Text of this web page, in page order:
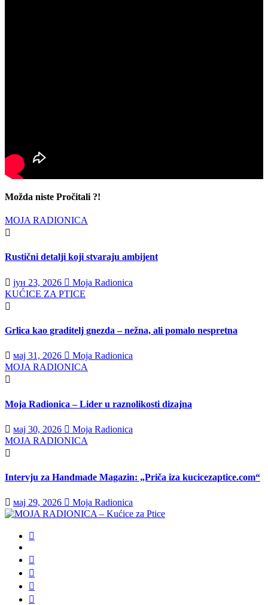
Možda niste Pročitali ?!
MOJA RADIONICA
Rustični detalji koji stvaraju ambijent
јун 23, 2026
Moja Radionica
KUĆICE ZA PTICE
Grlica kao graditelj gnezda – nežna, ali pomalo nespretna
мај 31, 2026
Moja Radionica
MOJA RADIONICA
Moja Radionica – Lider u raznolikosti dizajna
мај 30, 2026
Moja Radionica
MOJA RADIONICA
Intervju za Handmade Magazin: „Priča iza kucicezaptice.com“
мај 29, 2026 Moja Radionica